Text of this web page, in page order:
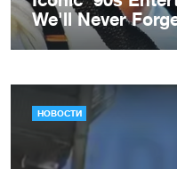
НОВОСТИ